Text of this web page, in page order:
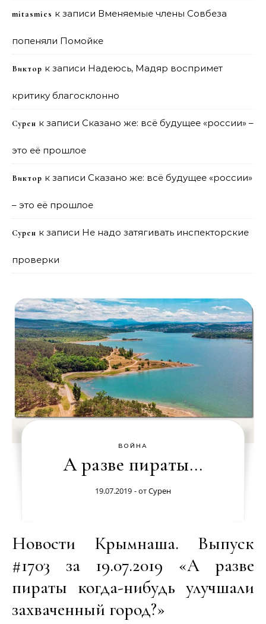
mitasmies к записи Вменяемые члены Совбеза
попеняли Помойке
Виктор к записи Надеюсь, Мадяр воспримет
критику благосклонно
Сурен к записи Сказано же: всё будущее «россии» –
это её прошлое
Виктор к записи Сказано же: всё будущее «россии»
– это её прошлое
Сурен к записи Не надо затягивать инспекторские
проверки
ВОЙНА
А разве пираты…
19.07.2019 - отСурен
Новости Крымнаша. Выпуск
#1703 за 19.07.2019 «А разве
пираты когда-нибудь улучшали
захваченный город?»